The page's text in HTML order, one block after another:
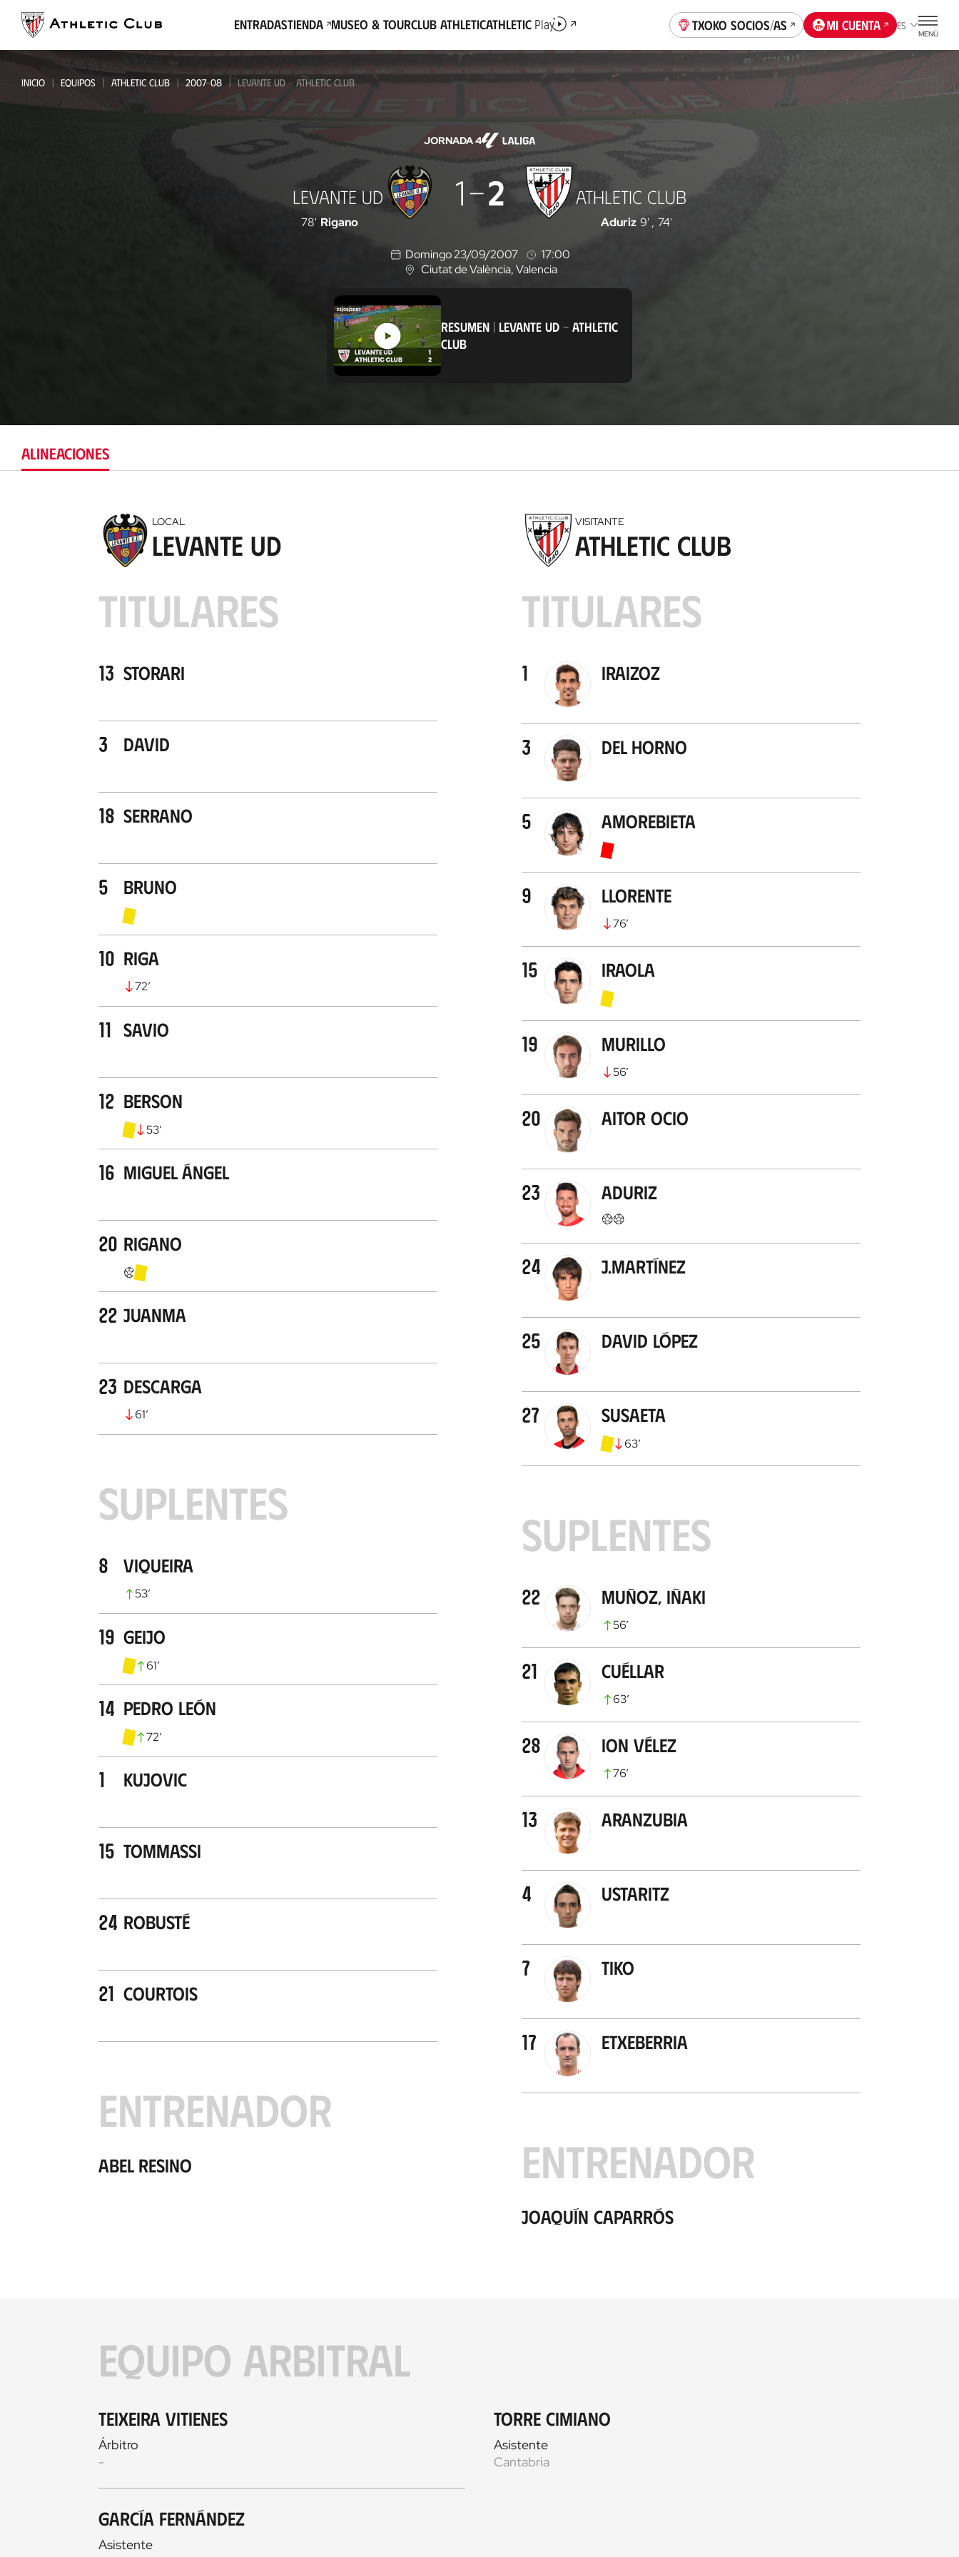
contenido
principal
EntradasTienda Museo & TourClub AthleticAthletic Play Txoko socios/as Mi cuenta ES
MENÚ
INICIO EQUIPOS ATHLETIC CLUB 2007-08 LEVANTE UD - ATHLETIC CLUB
JORNADA 4
LEVANTE UD 1 2 ATHLETIC CLUB
78' Rigano Aduriz 9' , 74'
Domingo 23/09/2007
17:00
U
b
a
Ciutat de València, Valencia
RESUMEN | LEVANTE UD - ATHLETIC
CLUB
ALINEACIONES
LOCAL
Levante UD
TITULARES
13 Storari
3 David
18 Serrano
5 Bruno
10 Riga
72’
11 Savio
12 Berson
53’
16 Miguel Ángel
20 Rigano
22 Juanma
23 Descarga
61’
SUPLENTES
8 Viqueira
53’
19 Geijo
61’
14 Pedro León
72’
1 Kujovic
15 Tommassi
24 Robusté
21 Courtois
ENTRENADOR
Abel Resino
VISITANTE
Athletic Club
TITULARES
1 Iraizoz
3 Del Horno
5 Amorebieta
9 Llorente
76’
15 Iraola
19 Murillo
56’
20 Aitor Ocio
23 Aduriz
24 J.Martínez
25 David López
27 Susaeta
63’
SUPLENTES
22 Muñoz, Iñaki
56’
21 Cuéllar
63’
28 Ion Vélez
76’
13 Aranzubia
4 Ustaritz
7 Tiko
17 Etxeberria
ENTRENADOR
Joaquín Caparrós
EQUIPO ARBITRAL
Teixeira Vitienes
Árbitro
-
Torre Cimiano
Asistente
Cantabria
García Fernández
Asistente